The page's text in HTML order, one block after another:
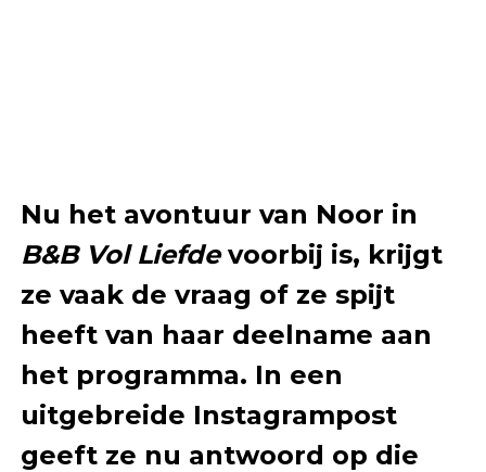
Nu het avontuur van Noor in
B&B Vol Liefdevoorbij is, krijgt
ze vaak de vraag of ze spijt
heeft van haar deelname aan
het programma. In een
uitgebreide Instagrampost
geeft ze nu antwoord op die